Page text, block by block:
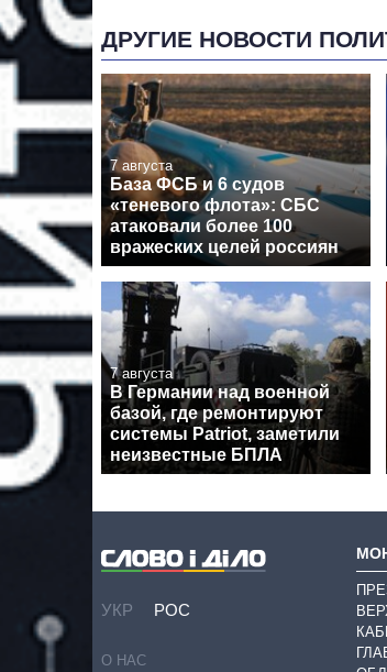
ДРУГИЕ НОВОСТИ
7 августа
База ФСБ и 6 судов
«теневого флота»: СБС
атаковали более 100
вражеских целей россиян
7 августа
В Германии над военной
базой, где ремонтируют
системы Patriot, заметили
неизвестные БПЛА
УКР РОС
О НАС